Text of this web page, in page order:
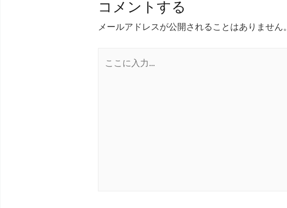
コメントする
メールアドレスが公開されることはありません。